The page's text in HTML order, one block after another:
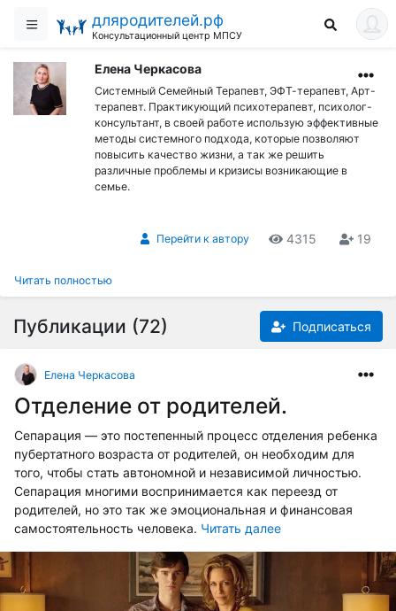
дляродителей.рф
Консультационный центр МПСУ
Елена Черкасова
Системный Семейный Терапевт, ЭФТ-терапевт, Арт-
терапевт. Практикующий психотерапевт, психолог-
консультант, в своей работе использую эффективные
методы системного подхода, которые позволяют
повысить качество жизни, а так же решить
различные проблемы и кризисы возникающие в
семье.
Перейти к автору 4315 19
Читать полностью
Публикации (72) Подписаться
Елена Черкасова
Отделение от родителей.
Сепарация — это постепенный процесс отделения ребенка
пубертатного возраста от родителей, он необходим для
того, чтобы стать автономной и независимой личностью.
Сепарация многими воспринимается как переезд от
родителей, но это так же эмоциональная и финансовая
самостоятельность человека. Читать далее